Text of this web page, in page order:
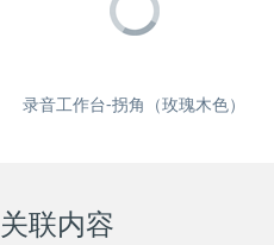
录音工作台-拐角（玫瑰木色）
关联内容